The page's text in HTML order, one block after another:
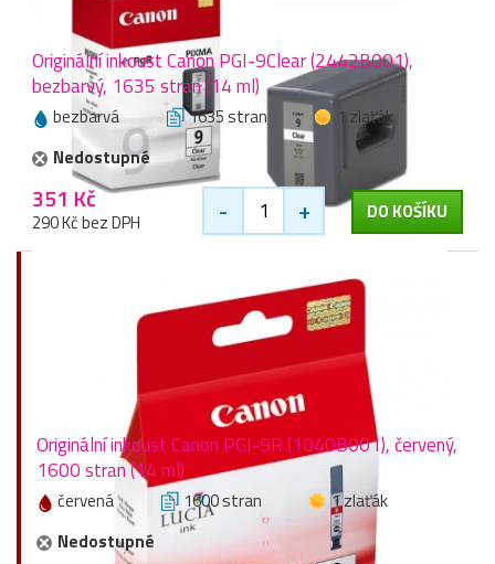
Originální inkoust Canon PGI-9Clear (2442B001),
bezbarvý, 1635 stran (14 ml)
bezbarvá 1635 stran
1 zlaťák
Nedostupné
351 Kč
290 Kč bez DPH - + DO KOŠÍKU
Originální inkoust Canon PGI-9R (1040B001), červený,
1600 stran (14 ml)
červená 1600 stran
1 zlaťák
Nedostupné